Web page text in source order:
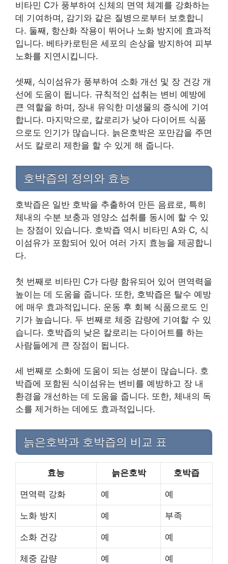
비타민 C가 풍부하여 신체의 면역 체계를 강화하는
데 기여하며, 감기와 같은 질병으로부터 보호합니
다. 둘째, 항산화 작용이 뛰어나 노화 방지에 효과적
입니다. 베타카로틴은 세포의 손상을 방지하여 피부
노화를 지연시킵니다.
셋째, 식이섬유가 풍부하여 소화 개선 및 장 건강 개
선에 도움이 됩니다. 규칙적인 섭취는 변비 예방에
큰 역할을 하며, 장내 유익한 미생물의 증식에 기여
합니다. 마지막으로, 칼로리가 낮아 다이어트 식품
으로도 인기가 많습니다. 늙은호박은 포만감을 주면
서도 칼로리 제한을 할 수 있게 해 줍니다.
호박즙의 정의와 효능
호박즙은 일반 호박을 추출하여 만든 음료로, 특히
체내의 수분 보충과 영양소 섭취를 동시에 할 수 있
는 장점이 있습니다. 호박즙 역시 비타민 A와 C, 식
이섬유가 포함되어 있어 여러 가지 효능을 제공합니
다.
첫 번째로 비타민 C가 다량 함유되어 있어 면역력을
높이는 데 도움을 줍니다. 또한, 호박즙은 탈수 예방
에 매우 효과적입니다. 운동 후 회복 식품으로도 인
기가 높습니다. 두 번째로 체중 감량에 기여할 수 있
습니다. 호박즙의 낮은 칼로리는 다이어트를 하는
사람들에게 큰 장점이 됩니다.
세 번째로 소화에 도움이 되는 성분이 많습니다. 호
박즙에 포함된 식이섬유는 변비를 예방하고 장 내
환경을 개선하는 데 도움을 줍니다. 또한, 체내의 독
소를 제거하는 데에도 효과적입니다.
늙은호박과 호박즙의 비교 표
효능 늙은호박 호박즙
면역력 강화 예 예
노화 방지 예 부족
소화 건강 예 예
체중 감량 예 예